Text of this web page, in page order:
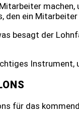
den ein
besagt der
Instrument,
für das